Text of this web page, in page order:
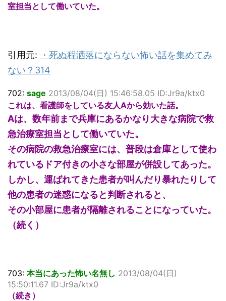
室担当として働いていた。
引用元: ・ 死ぬ程洒落にならない怖い話を集めてみ
ない？314
702: sage 2013/08/04(日) 15:46:58.05 ID:Jr9a/ktx0
これは、看護師をしている友人Aから効いた話。
Aは、数年前まで兵庫にあるかなり大きな病院で救
急治療室担当として働いていた。
その病院の救急治療室には、普段は倉庫として使わ
れているドア付きの小さな部屋が併設してあった。
しかし、運ばれてきた患者が叫んだり暴れたりして
他の患者の迷惑になると判断されると、
その小部屋に患者が隔離されることになっていた。
（続く）
703: 本当にあった怖い名無し 2013/08/04(日)
15:50:11.67 ID:Jr9a/ktx0
（続き）